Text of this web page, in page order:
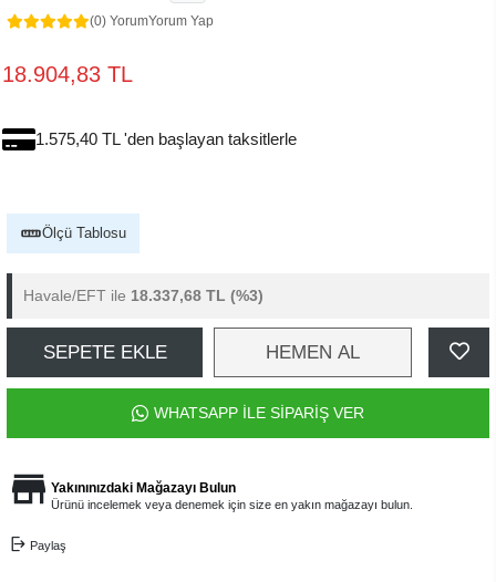
(0) YorumYorum Yap
18.904,83 TL
1.575,40 TL 'den başlayan taksitlerle
Ölçü Tablosu
Havale/EFT ile 18.337,68 TL (%3)
SEPETE EKLE HEMEN AL
WHATSAPP İLE SİPARİŞ VER
Yakınınızdaki Mağazayı Bulun
Ürünü incelemek veya denemek için size en yakın mağazayı bulun.
Paylaş